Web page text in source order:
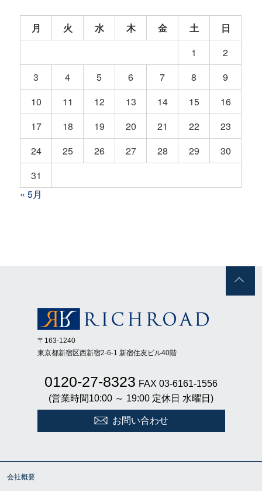
月 火 水 木 金 土 日
1
2
3
4 5 6 7 8
9
10
11 12 13 14 15
16
17
18 19 20 21 22
23
24
25 26 27 28 29
30
31
« 5月
〒163-1240
東京都新宿区西新宿2-6-1 新宿住友ビル40階
0120-27-8323 FAX 03-6161-1556
(営業時間10:00 ～ 19:00 定休日 水曜日)
お問い合わせ
会社概要